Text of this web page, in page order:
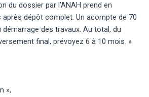
du dossier par l’ANAH prend en
dépôt complet. Un acompte de 70
démarrage des travaux. Au total, du
final, prévoyez 6 à 10 mois. »
»,